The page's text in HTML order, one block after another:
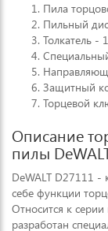
Пила
Пильный
Толкатель -
Защитный
Торцевой
Описание
пилы
DeWALT D27111 -
себе функции
Относится к
разработан